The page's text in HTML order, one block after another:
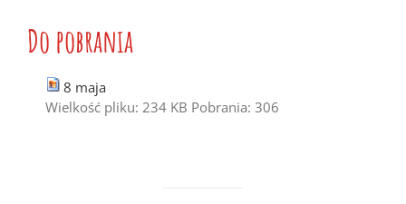
Do pobrania
8 maja
Wielkość pliku: 234 KB Pobrania: 306